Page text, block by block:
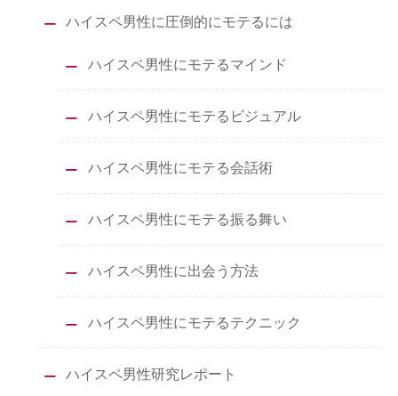
ハイスペ男性に圧倒的にモテるには
ハイスペ男性にモテるマインド
ハイスペ男性にモテるビジュアル
ハイスペ男性にモテる会話術
ハイスペ男性にモテる振る舞い
ハイスペ男性に出会う方法
ハイスペ男性にモテるテクニック
ハイスペ男性研究レポート